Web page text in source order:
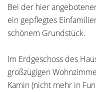
Bei der hier
ein gepflegtes
schönem Grundstück.
Im Erdgeschoss des
großzügigen
Kamin (nicht mehr in